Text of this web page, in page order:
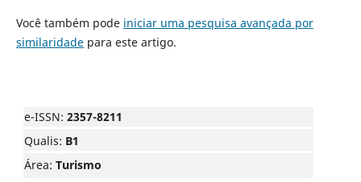
Você também pode iniciar uma pesquisa avançada por
similaridadepara este artigo.
e-ISSN: 2357-8211
Qualis: B1
Área: Turismo